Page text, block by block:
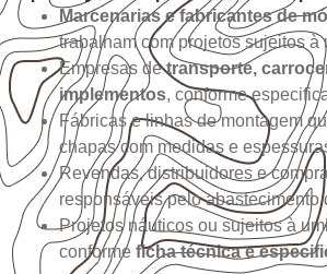
Marcenarias e fabricantes de
trabalham com projetos sujeitos à
Empresas detransporte,
implementos, conforme
Fábricas e linhas de montagem
chapas com medidas e
Revendas, distribuidores e
responsáveis pelo abastecimento
Projetos náuticos ou sujeitos à
conforme ficha técnica e